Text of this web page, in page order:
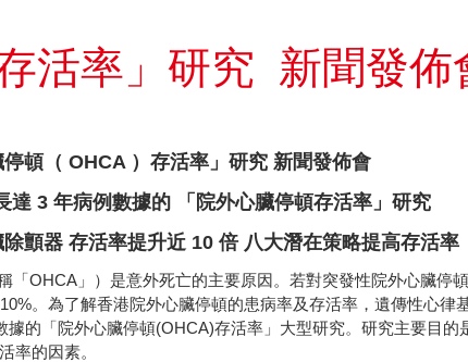
活率」研究 新聞發佈
（ OHCA ）存活率」研究 新聞發佈會
「院外心臟停頓存活率」研究
提升近 10 倍 八大潛在策略提高存活率
「OHCA 」）是意外死亡的主要原因。若對突發性院外心臟停
。為了解香港院外心臟停頓的患病率及存活率，遺傳性心律
據的「院外心臟停頓(OHCA)存活率」大型研究。 研究主要目的
率的因素。